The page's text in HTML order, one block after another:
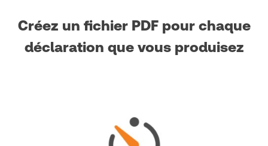
Créez un fichier PDF pour chaque
déclaration que vous produisez